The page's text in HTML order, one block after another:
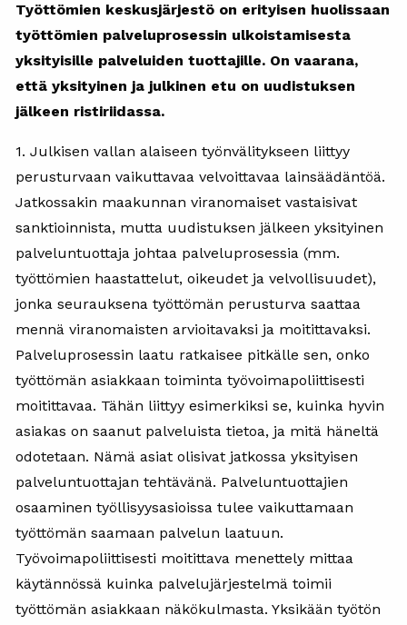
Työttömien keskusjärjestö on erityisen huolissaan
työttömien palveluprosessin ulkoistamisesta
yksityisille palveluiden tuottajille. On vaarana,
että yksityinen ja julkinen etu on uudistuksen
jälkeen ristiriidassa.
1. Julkisen vallan alaiseen työnvälitykseen liittyy
perusturvaan vaikuttavaa velvoittavaa lainsäädäntöä.
Jatkossakin maakunnan viranomaiset vastaisivat
sanktioinnista, mutta uudistuksen jälkeen yksityinen
palveluntuottaja johtaa palveluprosessia (mm.
työttömien haastattelut, oikeudet ja velvollisuudet),
jonka seurauksena työttömän perusturva saattaa
mennä viranomaisten arvioitavaksi ja moitittavaksi.
Palveluprosessin laatu ratkaisee pitkälle sen, onko
työttömän asiakkaan toiminta työvoimapoliittisesti
moitittavaa. Tähän liittyy esimerkiksi se, kuinka hyvin
asiakas on saanut palveluista tietoa, ja mitä häneltä
odotetaan. Nämä asiat olisivat jatkossa yksityisen
palveluntuottajan tehtävänä. Palveluntuottajien
osaaminen työllisyysasioissa tulee vaikuttamaan
työttömän saamaan palvelun laatuun.
Työvoimapoliittisesti moitittava menettely mittaa
käytännössä kuinka palvelujärjestelmä toimii
työttömän asiakkaan näkökulmasta. Yksikään työtön